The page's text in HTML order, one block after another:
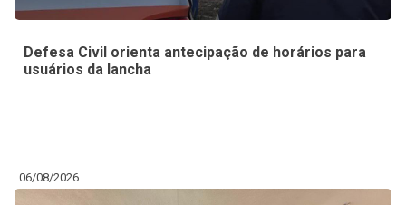
Defesa Civil orienta antecipação de horários para
usuários da lancha
06/08/2026